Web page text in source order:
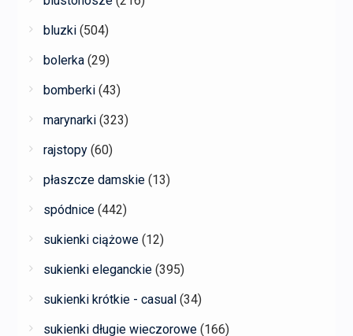
bluzki (504)
bolerka (29)
bomberki (43)
marynarki (323)
rajstopy (60)
płaszcze damskie (13)
spódnice (442)
sukienki ciążowe (12)
sukienki eleganckie (395)
sukienki krótkie - casual (34)
sukienki długie wieczorowe (166)